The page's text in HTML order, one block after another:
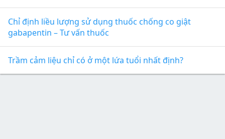
Chỉ định liều lượng sử dụng thuốc chống co giật
gabapentin – Tư vấn thuốc
Trầm cảm liệu chỉ có ở một lứa tuổi nhất định?